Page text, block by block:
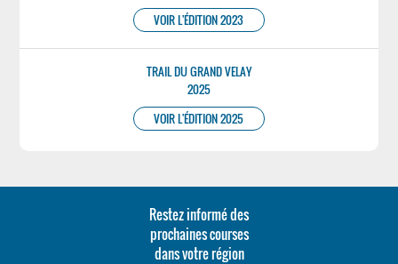
VOIR L'ÉDITION 2023
TRAIL DU GRAND VELAY
2025
VOIR L'ÉDITION 2025
Restez informé des
prochaines courses
dans votre région